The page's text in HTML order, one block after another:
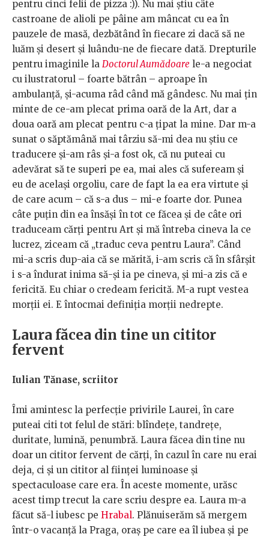
pentru cinci felii de pizza :)). Nu mai știu câte
castroane de alioli pe pâine am mâncat cu ea în
pauzele de masă, dezbătând în fiecare zi dacă să ne
luăm și desert și luându-ne de fiecare dată. Drepturile
pentru imaginile la Doctorul Aumădoare le-a negociat
cu ilustratorul – foarte bătrân – aproape în
ambulanță, și-acuma râd când mă gândesc. Nu mai țin
minte de ce-am plecat prima oară de la Art, dar a
doua oară am plecat pentru c-a țipat la mine. Dar m-a
sunat o săptămână mai târziu să-mi dea nu știu ce
traducere și-am râs și-a fost ok, că nu puteai cu
adevărat să te superi pe ea, mai ales că sufeream și
eu de același orgoliu, care de fapt la ea era virtute și
de care acum – că s-a dus – mi-e foarte dor. Punea
câte puțin din ea însăși în tot ce făcea și de câte ori
traduceam cărți pentru Art și mă întreba cineva la ce
lucrez, ziceam că „traduc ceva pentru Laura”. Când
mi-a scris dup-aia că se mărită, i-am scris că în sfârșit
i s-a îndurat inima să-și ia pe cineva, și mi-a zis că e
fericită. Eu chiar o credeam fericită. M-a rupt vestea
morții ei. E întocmai definiția morții nedrepte.
Laura făcea din tine un cititor
fervent
Iulian Tănase, scriitor
Îmi amintesc la perfecție privirile Laurei, în care
puteai citi tot felul de stări: blîndețe, tandrețe,
duritate, lumină, penumbră. Laura făcea din tine nu
doar un cititor fervent de cărți, în cazul în care nu erai
deja, ci și un cititor al ființei luminoase și
spectaculoase care era. În aceste momente, urăsc
acest timp trecut la care scriu despre ea. Laura m-a
făcut să-l iubesc pe Hrabal. Plănuiserăm să mergem
într-o vacanță la Praga, oraș pe care ea îl iubea și pe